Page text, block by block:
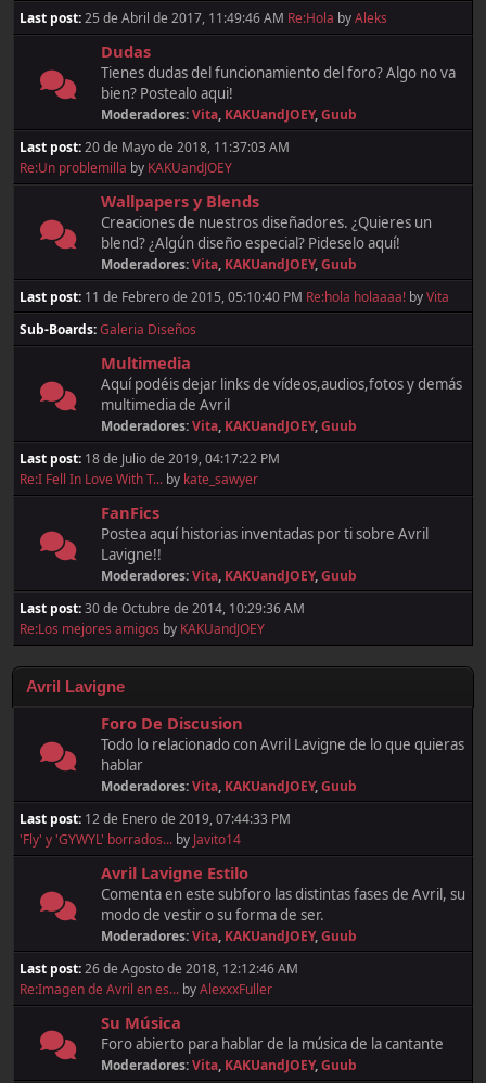
Last post:25 de Abril de 2017, 11:49:46 AM Re:Hola byAleks
Dudas
Tienes dudas del funcionamiento del foro? Algo no va
bien? Postealo aqui!
Moderadores:Vita, KAKUandJOEY,Guub
Last post:20 de Mayo de 2018, 11:37:03 AM
Re:Un problemilla by KAKUandJOEY
Wallpapers y Blends
Creaciones de nuestros diseñadores. ¿Quieres un
blend? ¿Algún diseño especial? Pideselo aquí!
Moderadores:Vita, KAKUandJOEY,Guub
Last post: 11 de Febrero de 2015, 05:10:40 PM Re:hola holaaaa! byVita
Sub-Boards Galeria Diseños
Multimedia
Aquí podéis dejar links de vídeos,audios,fotos y demás
multimedia de Avril
Moderadores:Vita, KAKUandJOEY,Guub
Last post: 18 de Julio de 2019, 04:17:22 PM
Re:I Fell In Love With T... by kate_sawyer
FanFics
Postea aquí historias inventadas por ti sobre Avril
Lavigne!!
Moderadores:Vita, KAKUandJOEY,Guub
Last post:30 de Octubre de 2014, 10:29:36 AM
Re:Los mejores amigos by KAKUandJOEY
Avril Lavigne
Foro De Discusion
Todo lo relacionado con Avril Lavigne de lo que quieras
hablar
Moderadores:Vita, KAKUandJOEY,Guub
Last post: 12 de Enero de 2019, 07:44:33 PM
'Fly' y 'GYWYL' borrados... by Javito14
Avril Lavigne Estilo
Comenta en este subforo las distintas fases de Avril, su
modo de vestir o su forma de ser.
Moderadores:Vita, KAKUandJOEY,Guub
Last post:26 de Agosto de 2018, 12:12:46 AM
Re:Imagen de Avril en es... byAlexxxFuller
Su Música
Foro abierto para hablar de la música de la cantante
Moderadores:Vita, KAKUandJOEY,Guub